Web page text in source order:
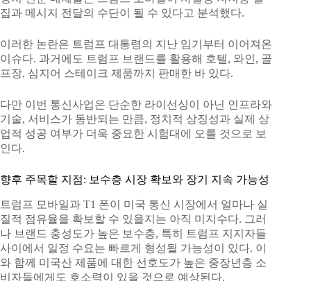
집과 메시지 전달의 수단이 될 수 있다고 분석했다.
이러한 논란은 트럼프 대통령의 지난 임기부터 이어져온
이슈다. 과거에도 트럼프 브랜드를 활용해 호텔, 와인, 골
프장, 심지어 스테이크 제품까지 판매한 바 있다.
다만 이번 통신사업은 단순한 라이선싱이 아닌 인프라와
기술, 서비스가 동반되는 만큼, 정치적 상징성과 실제 상
업적 성공 여부가 더욱 중요한 시험대에 오를 것으로 보
인다.
향후 주목할 지점: 보수층 시장 확보와 장기 지속 가능성
트럼프 모바일과 T1 폰이 미국 통신 시장에서 얼마나 실
질적 점유율을 확보할 수 있을지는 아직 미지수다. 그러
나 브랜드 충성도가 높은 보수층, 특히 트럼프 지지자들
사이에서 일정 수요는 빠르게 형성될 가능성이 있다. 이
와 함께 미국산 제품에 대한 선호도가 높은 중장년층 소
비자들에게도 호소력이 있을 것으로 예상된다.